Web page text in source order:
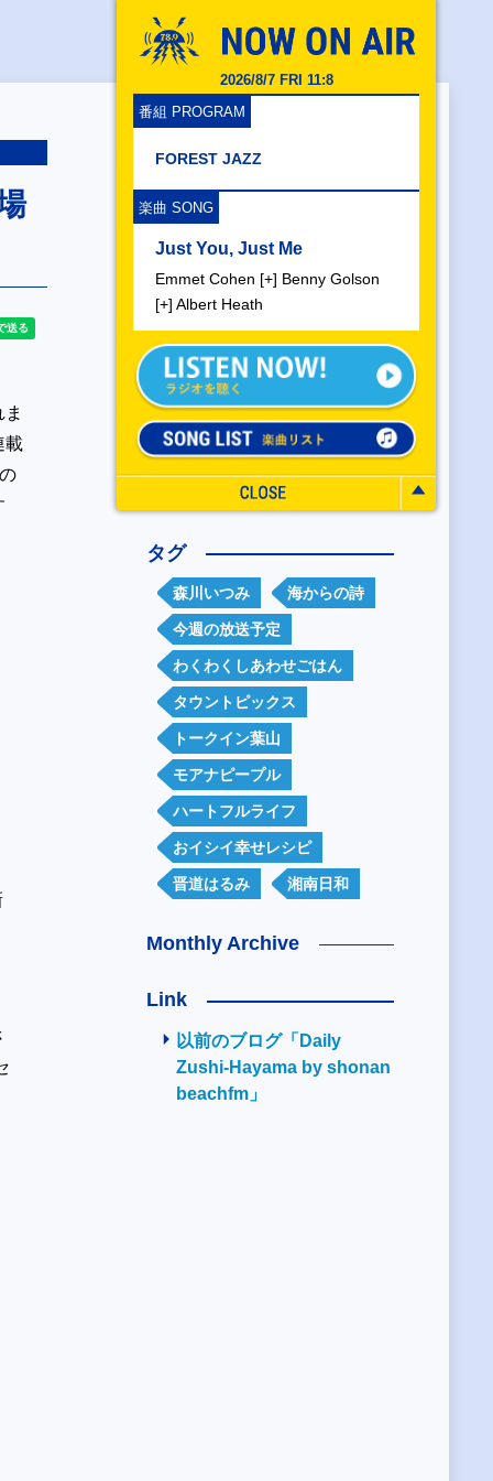
2026/8/7 FRI 11:8
番組 PROGRAM
FOREST JAZZ
楽曲 SONG
Just You, Just Me
Emmet Cohen [+] Benny Golson
[+] Albert Heath
載
タグ
森川いつみ 海からの詩
今週の放送予定
わくわくしあわせごはん
タウントピックス
トークイン葉山
モアナピープル
ハートフルライフ
おイシイ幸せレシピ
晋道はるみ 湘南日和
Monthly Archive
Link
以前のブログ「Daily
Zushi-Hayama by shonan
beachfm」